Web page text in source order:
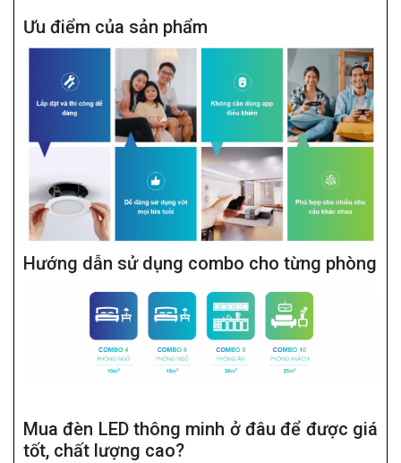
Ưu điểm của sản phẩm
Hướng dẫn sử dụng combo cho từng phòng
Mua đèn LED thông minh ở đâu để được giá
tốt, chất lượng cao?